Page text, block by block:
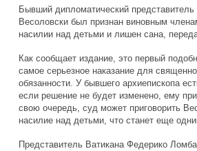
Бывший дипломатический
Весоловски был признан виновным
насилии над детьми и лишен сана,
Как сообщает издание, это первый
самое серьезное наказание для
обязанности. У бывшего архиепископа
если решение не будет изменено, ему
свою очередь, суд может приговорить
насилие над детьми, что станет еще
Представитель Ватикана Федерико